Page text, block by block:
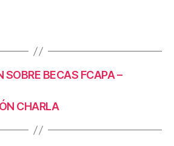
SOBRE BECAS FCAPA –
CHARLA